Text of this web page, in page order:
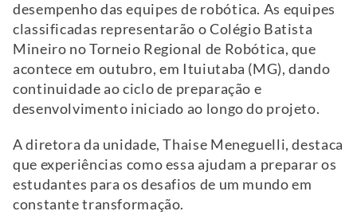
desempenho das equipes de robótica. As equipes
classificadas representarão o Colégio Batista
Mineiro no Torneio Regional de Robótica, que
acontece em outubro, em Ituiutaba (MG), dando
continuidade ao ciclo de preparação e
desenvolvimento iniciado ao longo do projeto.
A diretora da unidade, Thaise Meneguelli, destaca
que experiências como essa ajudam a preparar os
estudantes para os desafios de um mundo em
constante transformação.